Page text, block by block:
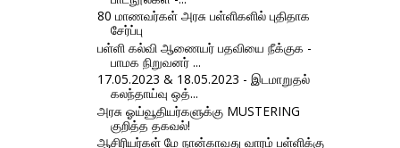
80 மாணவர்கள் அரசு பள்ளிகளில் புதிதாக
சேர்ப்பு
பள்ளி கல்வி ஆணையர் பதவியை நீக்குக -
பாமக நிறுவனர் ...
17.05.2023 & 18.05.2023 - இடமாறுதல்
கலந்தாய்வு ஒத்...
அரசு ஓய்வூதியர்களுக்கு MUSTERING
குறித்த தகவல்!
ஆசிரியர்கள் மே நான்காவது வாரம் பள்ளிக்கு